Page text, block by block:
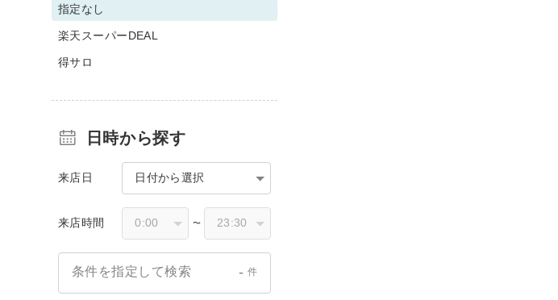
指定なし
楽天スーパーDEAL
得サロ
日時から探す
来店日 日付から選択
来店時間 〜
条件を指定して検索 - 件